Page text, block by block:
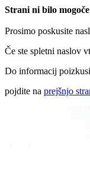
Strani ni bilo
Prosimo poskusite
Če ste spletni naslov
Do informacij
pojdite na prejšnjo